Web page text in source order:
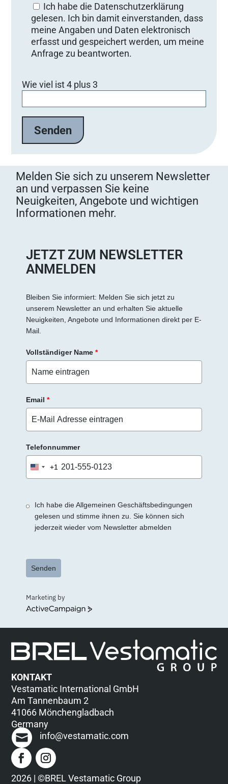
Ich habe die Datenschutzerklärung
gelesen. Ich bin damit einverstanden, dass
meine Angaben und Daten elektronisch
erfasst und gespeichert werden, um meine
Anfrage zu beantworten.
i
t
a
s
s
e
d
i
e
e
d
e
e
Wie viel ist 4 plus 3
Melden Sie sich zu unserem Newsletter
an und verpassen Sie keine
Neuigkeiten, Angebote und wichtigen
Informationen mehr.
JETZT ZUM NEWSLETTER
ANMELDEN
Bleiben Sie informiert: Melden Sie sich jetzt zu
unserem Newsletter an und erhalten Sie aktuelle
Neuigkeiten, Angebote und Informationen direkt per E-
Mail.
Vollständiger Name *
Email *
Telefonnummer
United
States
+1
Ich habe die Allgemeinen Geschäftsbedingungen
gelesen und stimme ihnen zu. Sie können sich
jederzeit wieder vom Newsletter abmelden
Senden
Marketing by
ActiveCampaign
KONTAKT
Vestamatic International GmbH
Am Tannenbaum 2
41066 Mönchengladbach
Germany
info@vestamatic.com
2026 | ©BREL Vestamatic Group